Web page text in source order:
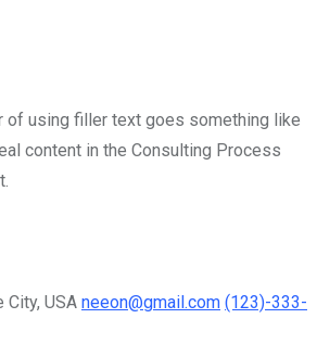
of using filler text goes something like
content in the Consulting Process
City, USA neeon@gmail.com (123)-333-